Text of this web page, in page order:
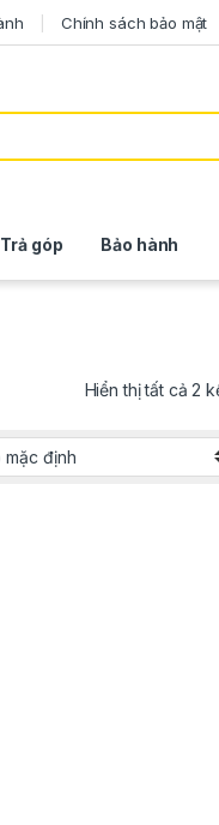
Chính sách bảo mật
Trả góp Bảo hành
Hiển thị tất cả 2